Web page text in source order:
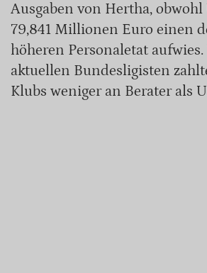
Ausgaben von Hertha,
79,841 Millionen Euro einen
höheren Personaletat
aktuellen Bundesligisten
Klubs weniger an Berater als